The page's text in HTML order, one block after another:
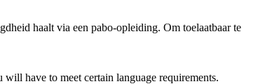
haalt via een pabo-opleiding. Om toelaatbaar te
have to meet certain language requirements.